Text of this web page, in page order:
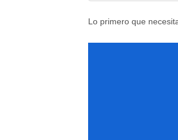
Lo primero que